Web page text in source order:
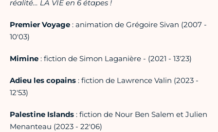
réalité… LA VIE en 6 étapes !
Premier Voyage : animation de Grégoire Sivan (2007 -
10'03)
Mimine : fiction de Simon Laganière - (2021 - 13'23)
Adieu les copains : fiction de Lawrence Valin (2023 -
12'53)
Palestine Islands : fiction de Nour Ben Salem et Julien
Menanteau (2023 - 22'06)